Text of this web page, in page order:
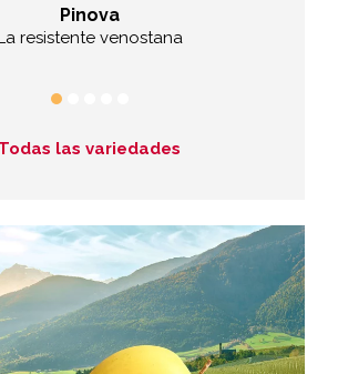
Pinova
resistente venostana
Todas las variedades